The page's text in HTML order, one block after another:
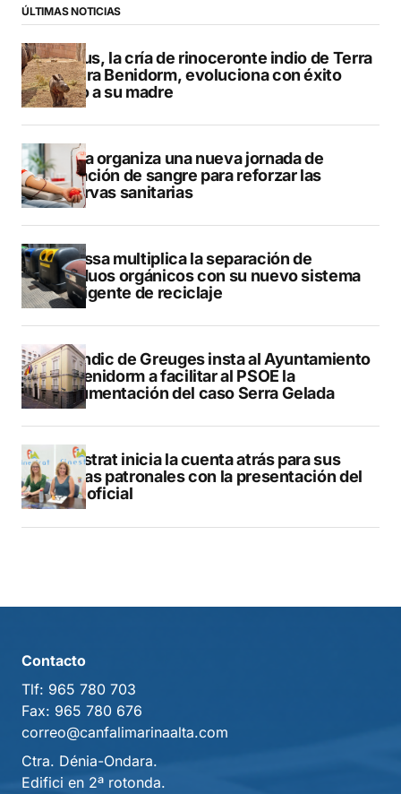
ÚLTIMAS NOTICIAS
Brutus, la cría de rinoceronte indio de Terra
Natura Benidorm, evoluciona con éxito
junto a su madre
Dénia organiza una nueva jornada de
donación de sangre para reforzar las
reservas sanitarias
Benissa multiplica la separación de
residuos orgánicos con su nuevo sistema
inteligente de reciclaje
El Síndic de Greuges insta al Ayuntamiento
de Benidorm a facilitar al PSOE la
documentación del caso Serra Gelada
Finestrat inicia la cuenta atrás para sus
fiestas patronales con la presentación del
libro oficial
Contacto
Tlf: 965 780 703
Fax: 965 780 676
correo@canfalimarinaalta.com
Ctra. Dénia-Ondara.
Edifici en 2ª rotonda.